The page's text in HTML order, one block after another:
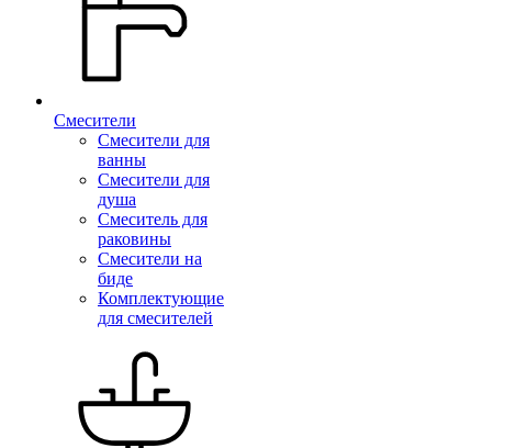
Смесители
Смесители для
ванны
Смесители для
душа
Смеситель для
раковины
Смесители на
биде
Комплектующие
для смесителей